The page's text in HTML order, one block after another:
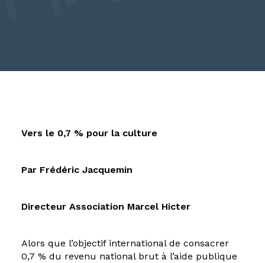
Vers le 0,7 % pour la culture
Par Frédéric Jacquemin
Directeur Association Marcel Hicter
Alors que l’objectif international de consacrer
0,7 % du revenu national brut à l’aide publique